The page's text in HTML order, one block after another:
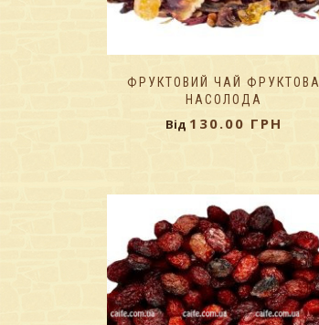
ФРУКТОВИЙ ЧАЙ ФРУКТОВА
НАСОЛОДА
Від 130.00 ГРН